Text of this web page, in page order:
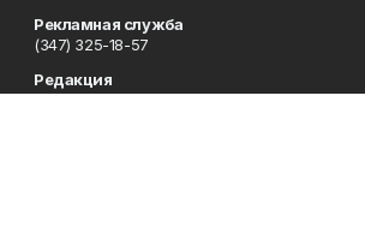
Рекламная служба
(347) 325-18-57
Редакция
(347) 325-18-57